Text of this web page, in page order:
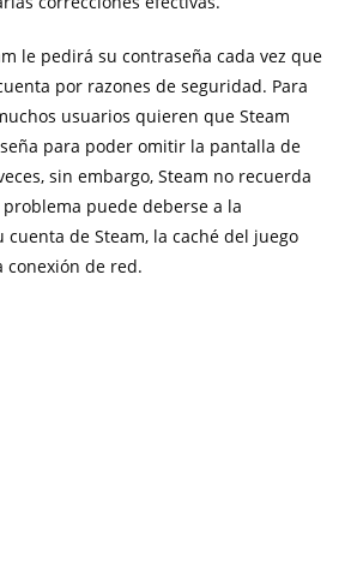
le pedirá su contraseña cada vez que
por razones de seguridad. Para
usuarios quieren que Steam
para poder omitir la pantalla de
sin embargo, Steam no recuerda
puede deberse a la
cuenta de Steam, la caché del juego
conexión de red.